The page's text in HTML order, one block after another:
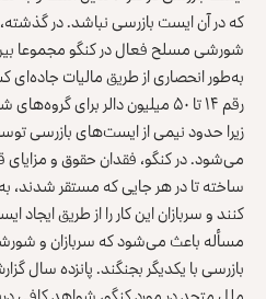
که در آن ایست بازرسی نباشد. در
شورشی مسلح فعال در کنگو مجموعابین ۱۴
به‌طور انحصاری از طریق مالیات
رقم ۱۴ تا ۵۰ میلیون دالر برای
زیرا حدود نیمی از ایست‌های بازرسی
می‌شود. در کنگو، فقدان حقوق و مزایای
ساخته تا در هر جایی که مستقر شدند،
کنند و سربازان این کار را از طریق
مسأله باعث می‌شود که سربازان و
بازرسی با یکدیگر بجنگند. پانزده سال